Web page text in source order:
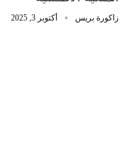
زاكورة بريس أكتوبر 3, 2025